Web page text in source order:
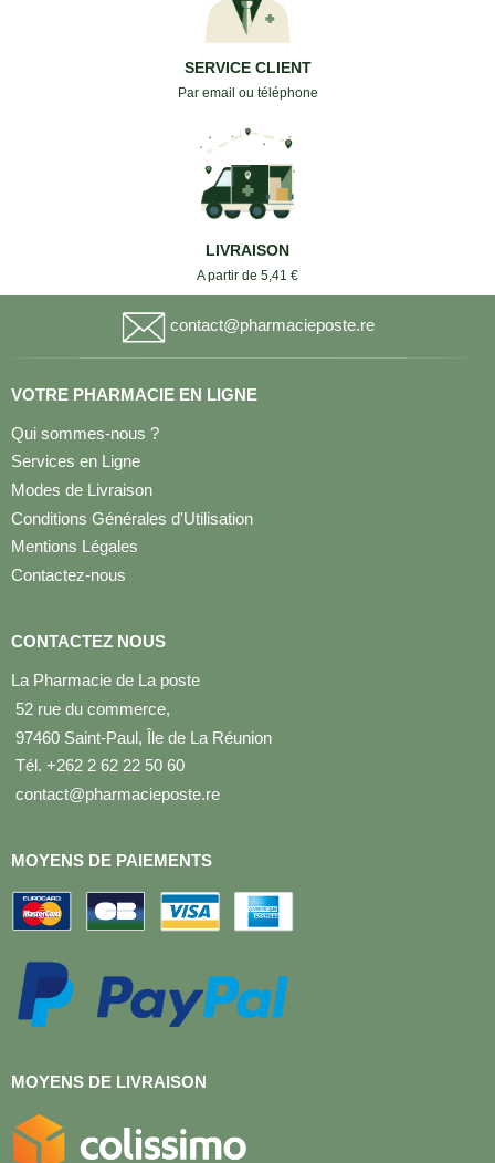
SERVICE CLIENT
Par email ou téléphone
LIVRAISON
A partir de 5,41 €
contact@pharmacieposte.re
VOTRE PHARMACIE EN LIGNE
Qui sommes-nous ?
Services en Ligne
Modes de Livraison
Conditions Générales d'Utilisation
Mentions Légales
Contactez-nous
CONTACTEZ NOUS
La Pharmacie de La poste
52 rue du commerce,
97460 Saint-Paul, Île de La Réunion
Tél. +262 2 62 22 50 60
contact@pharmacieposte.re
MOYENS DE PAIEMENTS
MOYENS DE LIVRAISON